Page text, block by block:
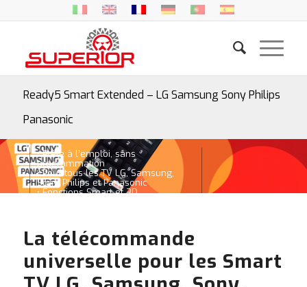
Ready5 Smart Extended – LG Samsung Sony Philips
Panasonic
• Prête à l’emploi, sans
programmation
• Pour tous les TV LG, Samsung,
Sony, Philips et Panasonic
• Fonctions Smart et 3D
La télécommande
universelle pour les Smart